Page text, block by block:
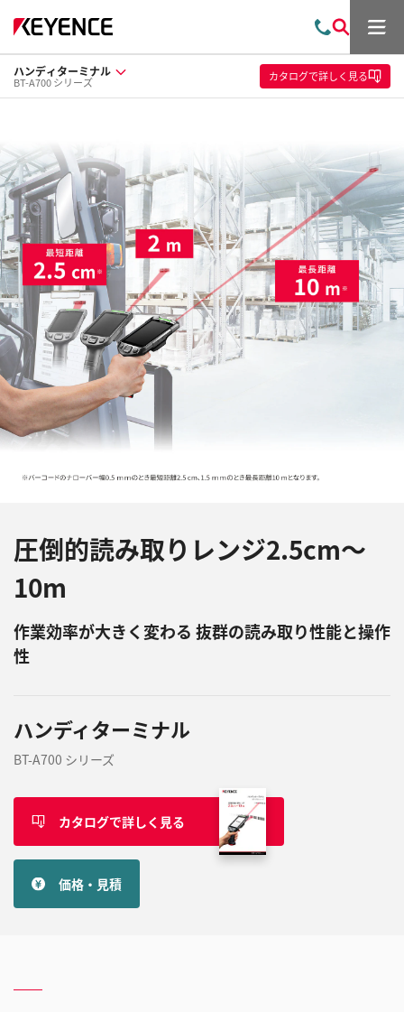
問
い
合
わ
索
メ
ュ
ー
ハンディターミナル
BT-A700 シリーズ カタログで詳しく見る
圧倒的読み取りレンジ2.5cm～
10m
作業効率が大きく変わる 抜群の読み取り性能と操作
性
ハンディターミナル
BT-A700 シリーズ
カタログで詳しく見る
価格・見積